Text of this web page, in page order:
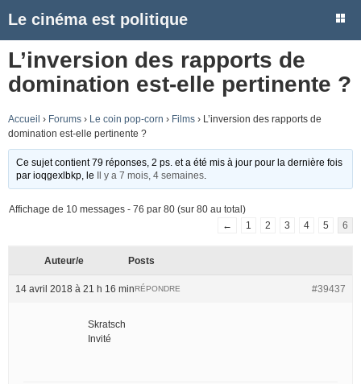
Le cinéma est politique
L’inversion des rapports de
domination est-elle pertinente ?
Accueil › Forums › Le coin pop-corn › Films › L’inversion des rapports de
domination est-elle pertinente ?
Ce sujet contient 79 réponses, 2 ps. et a été mis à jour pour la dernière fois
parioqgexlbkp , le Il y a 7 mois, 4 semaines
Affichage de 10 messages - 76 par 80 (sur 80 au total)
←
1 2 3 4 5 6
Auteur/e Posts
14 avril 2018 à 21 h 16 min #39437
RÉPONDRE
Skratsch
Invité